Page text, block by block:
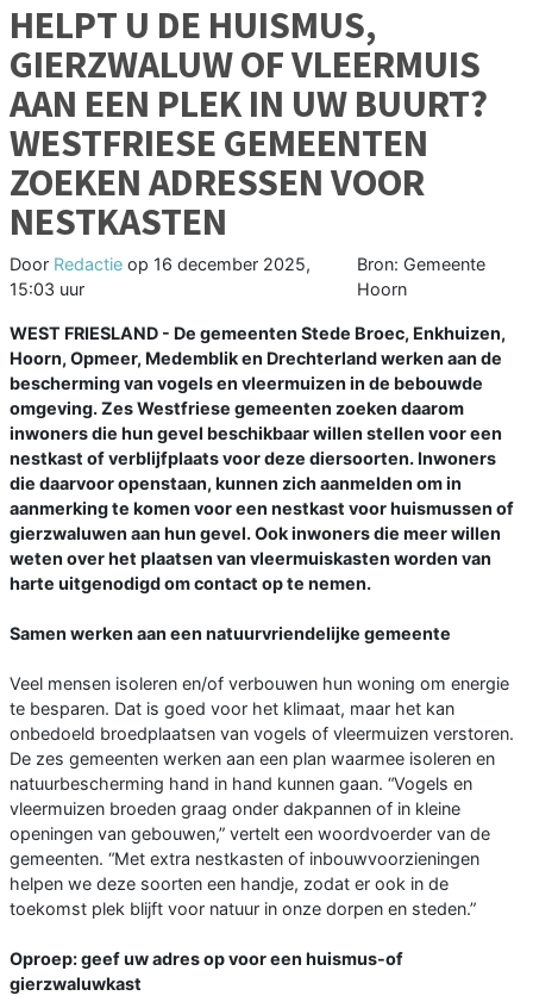
HELPT U DE HUISMUS,
GIERZWALUW OF VLEERMUIS
AAN EEN PLEK IN UW BUURT?
WESTFRIESE GEMEENTEN
ZOEKEN ADRESSEN VOOR
NESTKASTEN
Door Redactie op 16 december 2025,
15:03 uur
Bron: Gemeente
Hoorn
WEST FRIESLAND - De gemeenten Stede Broec, Enkhuizen,
Hoorn, Opmeer, Medemblik en Drechterland werken aan de
bescherming van vogels en vleermuizen in de bebouwde
omgeving. Zes Westfriese gemeenten zoeken daarom
inwoners die hun gevel beschikbaar willen stellen voor een
nestkast of verblijfplaats voor deze diersoorten. Inwoners
die daarvoor openstaan, kunnen zich aanmelden om in
aanmerking te komen voor een nestkast voor huismussen of
gierzwaluwen aan hun gevel. Ook inwoners die meer willen
weten over het plaatsen van vleermuiskasten worden van
harte uitgenodigd om contact op te nemen.
Samen werken aan een natuurvriendelijke gemeente
Veel mensen isoleren en/of verbouwen hun woning om energie
te besparen. Dat is goed voor het klimaat, maar het kan
onbedoeld broedplaatsen van vogels of vleermuizen verstoren.
De zes gemeenten werken aan een plan waarmee isoleren en
natuurbescherming hand in hand kunnen gaan. “Vogels en
vleermuizen broeden graag onder dakpannen of in kleine
openingen van gebouwen,” vertelt een woordvoerder van de
gemeenten. “Met extra nestkasten of inbouwvoorzieningen
helpen we deze soorten een handje, zodat er ook in de
toekomst plek blijft voor natuur in onze dorpen en steden.”
Oproep: geef uw adres op voor een huismus-of
gierzwaluwkast